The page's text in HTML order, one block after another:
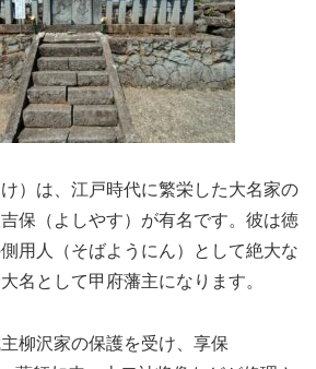
）は、江戸時代に繁栄した大名家の
保（よしやす）が有名です。彼は徳
用人（そばようにん）として絶大な
名として甲府藩主になります。
柳沢家の保護を受け、享保